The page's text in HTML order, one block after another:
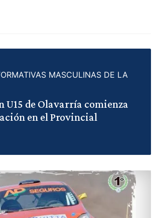
MASCULINAS DE LA
U15 de Olavarría comienza
en el Provincial